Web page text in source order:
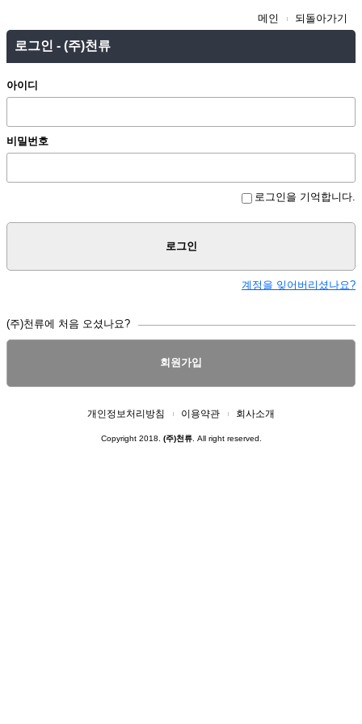
메인 되돌아가기
로그인 - (주)천류
아이디
비밀번호
로그인을 기억합니다.
로그인
계정을 잊어버리셨나요?
(주)천류에 처음 오셨나요?
회원가입
개인정보처리방침 이용약관 회사소개
Copyright 2018. (주)천류. All right reserved.